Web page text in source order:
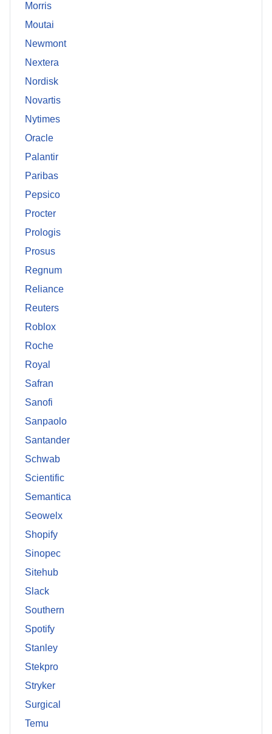
Morris
Moutai
Newmont
Nextera
Nordisk
Novartis
Nytimes
Oracle
Palantir
Paribas
Pepsico
Procter
Prologis
Prosus
Regnum
Reliance
Reuters
Roblox
Roche
Royal
Safran
Sanofi
Sanpaolo
Santander
Schwab
Scientific
Semantica
Seowelx
Shopify
Sinopec
Sitehub
Slack
Southern
Spotify
Stanley
Stekpro
Stryker
Surgical
Temu